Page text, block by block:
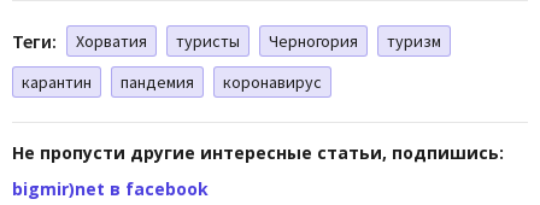
Теги: Хорватия туристы Черногория
туризм
карантин
пандемия коронавирус
Не пропусти другие интересные статьи, подпишись:
bigmir)net в facebook